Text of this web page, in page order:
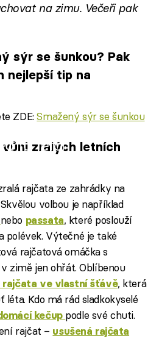
na zimu. Večeři pak
sýr se šunkou? Pak
nejlepší tip na
ZDE:Smažený sýr se šunkou
to fetch
zralých letních
rajčata ze zahrádky na
volbou je například
nebo passata, které poslouží
polévek. Výtečné je také
rajčatová omáčka s
zimě jen ohřát. Oblíbenou
rajčata ve vlastní šťávě, která
Kdo má rád sladkokyselé
kečup podle své chuti.
rajčat – usušená rajčata